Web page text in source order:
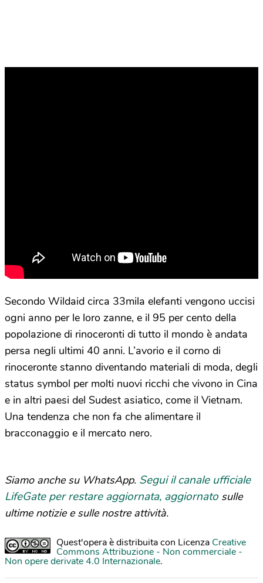
Secondo Wildaid circa 33mila elefanti vengono uccisi
ogni anno per le loro zanne, e il 95 per cento della
popolazione di rinoceronti di tutto il mondo è andata
persa negli ultimi 40 anni. L’avorio e il corno di
rinoceronte stanno diventando materiali di moda, degli
status symbol per molti nuovi ricchi che vivono in Cina
e in altri paesi del Sudest asiatico, come il Vietnam.
Una tendenza che non fa che alimentare il
bracconaggio e il mercato nero.
Siamo anche su WhatsApp. Segui il canale ufficiale
LifeGate per restare aggiornata, aggiornato sulle
ultime notizie e sulle nostre attività.
Quest'opera è distribuita con Licenza Creative
Commons Attribuzione - Non commerciale -
Non opere derivate 4.0 Internazionale.